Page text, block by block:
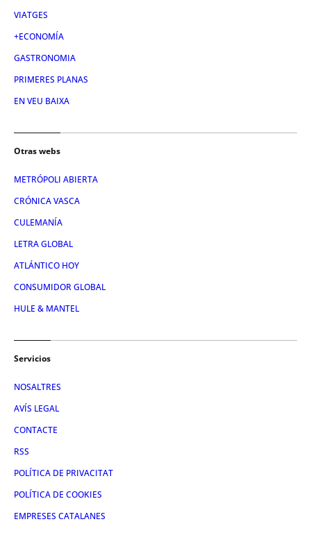
VIATGES
+ECONOMÍA
GASTRONOMIA
PRIMERES PLANAS
EN VEU BAIXA
Otras webs
METRÓPOLI ABIERTA
CRÓNICA VASCA
CULEMANÍA
LETRA GLOBAL
ATLÁNTICO HOY
CONSUMIDOR GLOBAL
HULE & MANTEL
Servicios
NOSALTRES
AVÍS LEGAL
CONTACTE
RSS
POLÍTICA DE PRIVACITAT
POLÍTICA DE COOKIES
EMPRESES CATALANES